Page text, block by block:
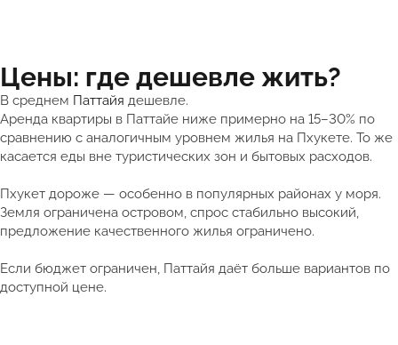
Цены: где дешевле жить?
В среднем Паттайя дешевле.
Аренда квартиры в Паттайе ниже примерно на 15–30% по
сравнению с аналогичным уровнем жилья на Пхукете. То же
касается еды вне туристических зон и бытовых расходов.
Пхукет дороже — особенно в популярных районах у моря.
Земля ограничена островом, спрос стабильно высокий,
предложение качественного жилья ограничено.
Если бюджет ограничен, Паттайя даёт больше вариантов по
доступной цене.